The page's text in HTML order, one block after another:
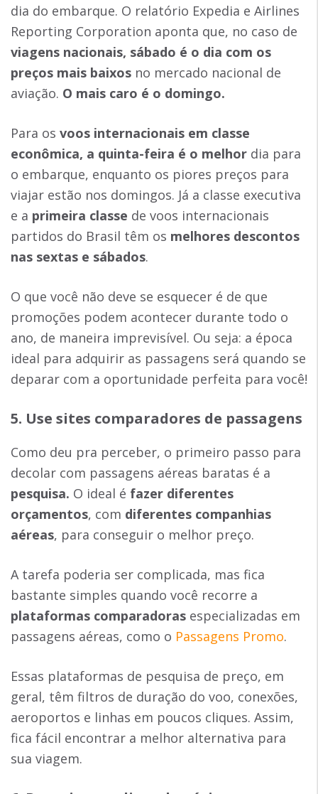
dia do embarque. O relatório Expedia e Airlines
Reporting Corporation aponta que, no caso de
viagens nacionais, sábado é o dia com os
preços mais baixos no mercado nacional de
aviação. O mais caro é o domingo.
Para os voos internacionais em classe
econômica, a quinta-feira é o melhor dia para
o embarque, enquanto os piores preços para
viajar estão nos domingos. Já a classe executiva
e a primeira classe de voos internacionais
partidos do Brasil têm os melhores descontos
nas sextas e sábados.
O que você não deve se esquecer é de que
promoções podem acontecer durante todo o
ano, de maneira imprevisível. Ou seja: a época
ideal para adquirir as passagens será quando se
deparar com a oportunidade perfeita para você!
5. Use sites comparadores de passagens
Como deu pra perceber, o primeiro passo para
decolar com passagens aéreas baratas é a
pesquisa. O ideal é fazer diferentes
orçamentos, com diferentes companhias
aéreas, para conseguir o melhor preço.
A tarefa poderia ser complicada, mas fica
bastante simples quando você recorre a
plataformas comparadoras especializadas em
passagens aéreas, como o Passagens Promo.
Essas plataformas de pesquisa de preço, em
geral, têm filtros de duração do voo, conexões,
aeroportos e linhas em poucos cliques. Assim,
fica fácil encontrar a melhor alternativa para
sua viagem.